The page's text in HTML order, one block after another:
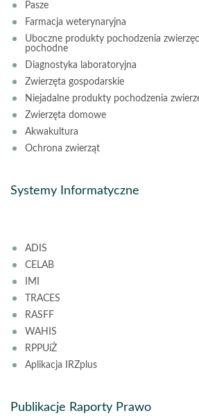
Pasze
Farmacja weterynaryjna
Uboczne produkty pochodzenia
pochodne
Diagnostyka laboratoryjna
Zwierzęta gospodarskie
Niejadalne produkty pochodzenia
Zwierzęta domowe
Akwakultura
Ochrona zwierząt
Systemy Informatyczne
ADIS
CELAB
IMI
TRACES
RASFF
WAHIS
RPPUiŻ
Aplikacja IRZplus
Publikacje Raporty Prawo